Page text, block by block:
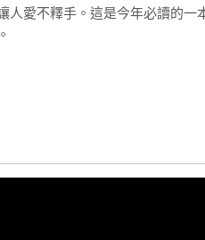
人愛不釋手。這是今年必讀的
難安的驚悚作品，它會讓你不停
讀完之後，還縈繞在我的腦海